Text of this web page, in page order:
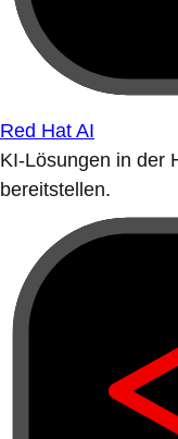
Red Hat AI
KI-Lösungen in der
bereitstellen.